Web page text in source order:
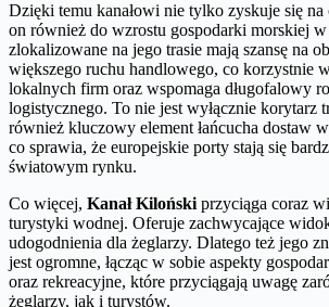
Dzięki temu kanałowi nie tylko zyskuje się na
on również do wzrostu gospodarki morskiej
zlokalizowane na jego trasie mają szansę na
większego ruchu handlowego, co korzystnie
lokalnych firm oraz wspomaga długofalowy
logistycznego. To nie jest wyłącznie korytarz
również kluczowy element łańcucha dostaw
co sprawia, że europejskie porty stają się
światowym rynku.
Co więcej, Kanał Kilońskiprzyciąga coraz
turystyki wodnej. Oferuje zachwycające
udogodnienia dla żeglarzy. Dlatego też jego
jest ogromne, łącząc w sobie aspekty
oraz rekreacyjne, które przyciągają uwagę
żeglarzy, jak i turystów.